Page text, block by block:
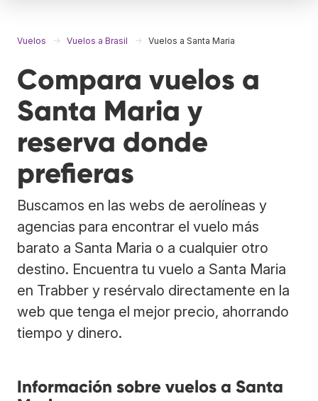
Vuelos Vuelos a Brasil Vuelos a Santa Maria
Compara vuelos a
Santa Maria y
reserva donde
prefieras
Buscamos en las webs de aerolíneas y
agencias para encontrar el vuelo más
barato a Santa Maria o a cualquier otro
destino. Encuentra tu vuelo a Santa Maria
en Trabber y resérvalo directamente en la
web que tenga el mejor precio, ahorrando
tiempo y dinero.
Información sobre vuelos a Santa